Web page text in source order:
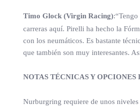
Timo Glock (Virgin Racing)
carreras aquí. Pirelli ha hecho la
con los neumáticos. Es bastante
que también son muy interesantes.
NOTAS TÉCNICAS Y OPCIONES
Nurburgring requiere de unos